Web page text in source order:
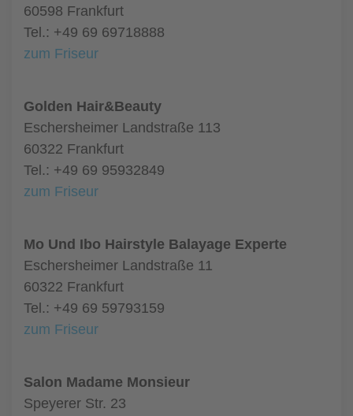
60598 Frankfurt
Tel.: +49 69 69718888
zum Friseur
Golden Hair&Beauty
Eschersheimer Landstraße 113
60322 Frankfurt
Tel.: +49 69 95932849
zum Friseur
Mo Und Ibo Hairstyle Balayage Experte
Eschersheimer Landstraße 11
60322 Frankfurt
Tel.: +49 69 59793159
zum Friseur
Salon Madame Monsieur
Speyerer Str. 23